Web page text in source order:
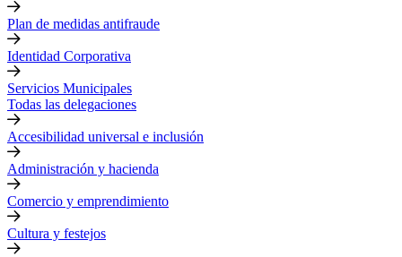
Plan de medidas antifraude
Identidad Corporativa
Servicios Municipales
Todas las delegaciones
Accesibilidad universal e inclusión
Administración y hacienda
Comercio y emprendimiento
Cultura y festejos